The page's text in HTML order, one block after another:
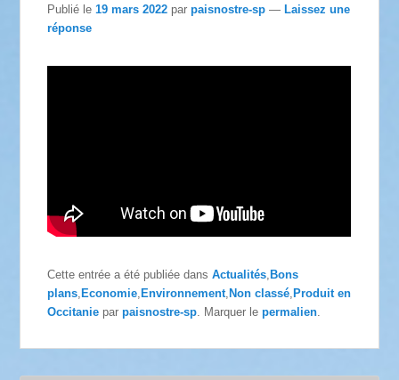
Publié le19 mars 2022 parpaisnostre-sp —Laissez une
réponse
Cette entrée a été publiée dansActualités ,Bons
plans ,Economie ,Environnement ,Non classé ,Produit en
Occitanie parpaisnostre-sp . Marquer lepermalien